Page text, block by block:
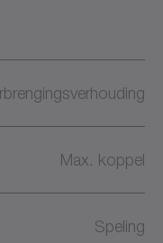
Max. koppel
Speling